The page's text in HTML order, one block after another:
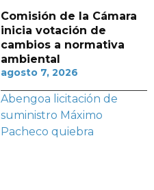
Comisión de la Cámara
inicia votación de
cambios a normativa
ambiental
agosto 7, 2026
Abengoa licitación de
suministro Máximo
Pacheco quiebra